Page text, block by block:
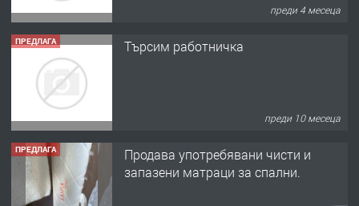
преди 4 месеца
ПРЕДЛАГА Търсим работничка
преди 10 месеца
ПРЕДЛАГА
Продава употребявани чисти и
запазени матраци за спални.